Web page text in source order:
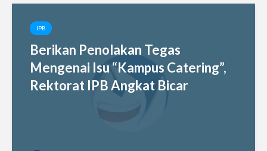
IPB
Berikan Penolakan Tegas
Mengenai Isu “Kampus Catering”,
Rektorat IPB Angkat Bicar